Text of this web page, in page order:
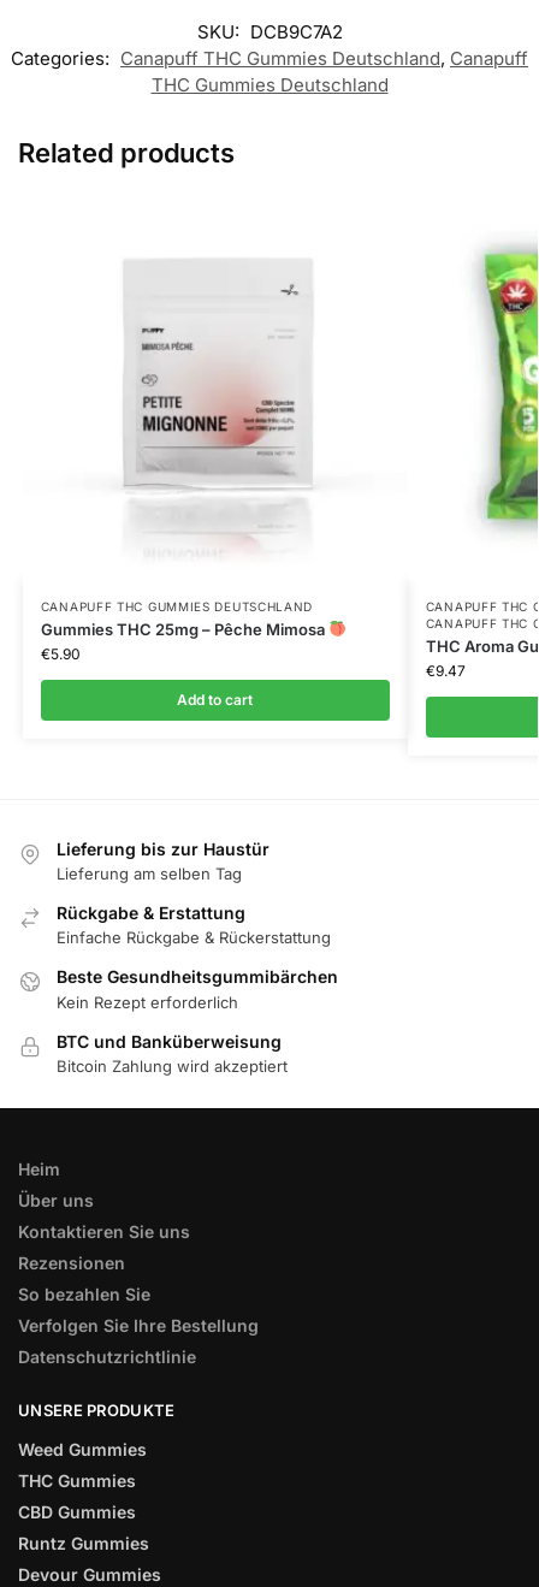
SKU: DCB9C7A2
Categories: Canapuff THC Gummies​ Deutschland, Canapuff
THC Gummies​ Deutschland
Related products
CANAPUFF THC GUMMIES​ DEUTSCHLAND
Gummies THC 25mg – Pêche Mimosa
€5.90
Add to cart
CANAPUFF THC
CANAPUFF THC
THC Aroma
€9.47
Lieferung bis zur Haustür
Lieferung am selben Tag
Rückgabe & Erstattung
Einfache Rückgabe & Rückerstattung
Beste Gesundheitsgummibärchen
Kein Rezept erforderlich
BTC und Banküberweisung
Bitcoin Zahlung wird akzeptiert
Heim
Über uns
Kontaktieren Sie uns
Rezensionen
So bezahlen Sie
Verfolgen Sie Ihre Bestellung
Datenschutzrichtlinie
UNSERE PRODUKTE
Weed Gummies
THC Gummies
CBD Gummies
Runtz Gummies
Devour Gummies